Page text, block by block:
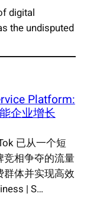
digital
the undisputed
Platform:
企业增长
已从一个短
相争夺的流量
体并实现高效
| S…